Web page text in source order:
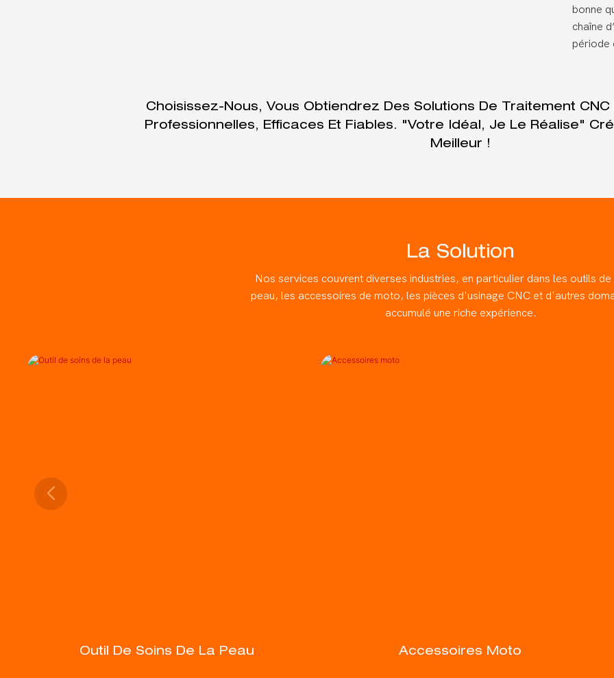
bonne
chaîne
période
Choisissez-Nous, Vous Obtiendrez Des Solutions De Traitement
Professionnelles, Efficaces Et Fiables. "Votre Idéal, Je Le Réalise"
Meilleur !
La Solution
Nos services couvrent diverses industries, en particulier dans les outils de
peau, les accessoires de moto, les pièces d'usinage CNC et d'autres
accumulé une riche expérience.
Outil De Soins De La Peau Accessoires Moto